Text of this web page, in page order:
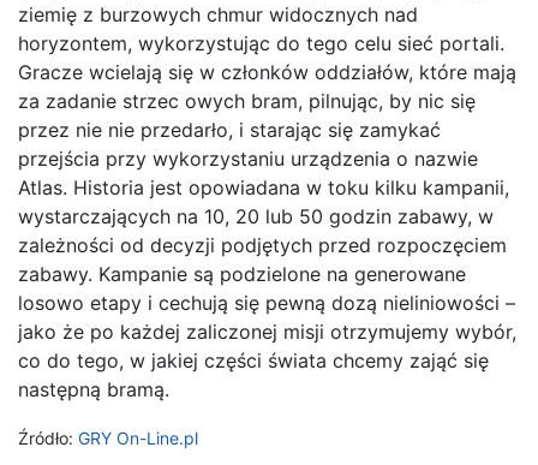
ziemię z burzowych chmur widocznych nad
horyzontem, wykorzystując do tego celu sieć portali.
Gracze wcielają się w członków oddziałów, które mają
za zadanie strzec owych bram, pilnując, by nic się
przez nie nie przedarło, i starając się zamykać
przejścia przy wykorzystaniu urządzenia o nazwie
Atlas. Historia jest opowiadana w toku kilku kampanii,
wystarczających na 10, 20 lub 50 godzin zabawy, w
zależności od decyzji podjętych przed rozpoczęciem
zabawy. Kampanie są podzielone na generowane
losowo etapy i cechują się pewną dozą nieliniowości –
jako że po każdej zaliczonej misji otrzymujemy wybór,
co do tego, w jakiej części świata chcemy zająć się
następną bramą.
Źródło: GRY On-Line.pl